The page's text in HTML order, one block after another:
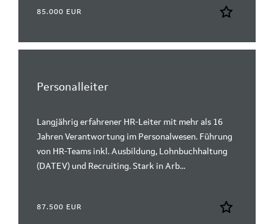
85.000 EUR
Personalleiter
Langjährig erfahrener HR-Leiter mit mehr als 16
Jahren Verantwortung im Personalwesen. Führung
von HR-Teams inkl. Ausbildung, Lohnbuchhaltung
(DATEV) und Recruiting. Stark in Arb...
87.500 EUR